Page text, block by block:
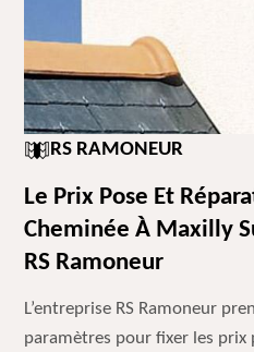
RS RAMONEUR
Le Prix Pose Et
Cheminée À Maxilly
RS Ramoneur
L’entreprise RS Ramoneur
paramètres pour fixer les prix